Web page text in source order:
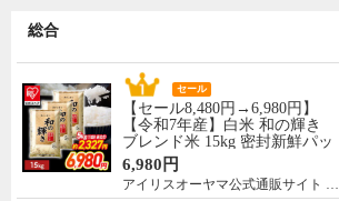
総合
セール
【セール8,480円→6,980円】
【令和7年産】白米 和の輝き
ブレンド米 15kg 密封新鮮パッ
ク 脱酸素剤入り 米 お米 低温
製法米 アイリスオーヤマ [食
品]
6,980円
アイリスオーヤマ公式通販サイト アイリスプラザ